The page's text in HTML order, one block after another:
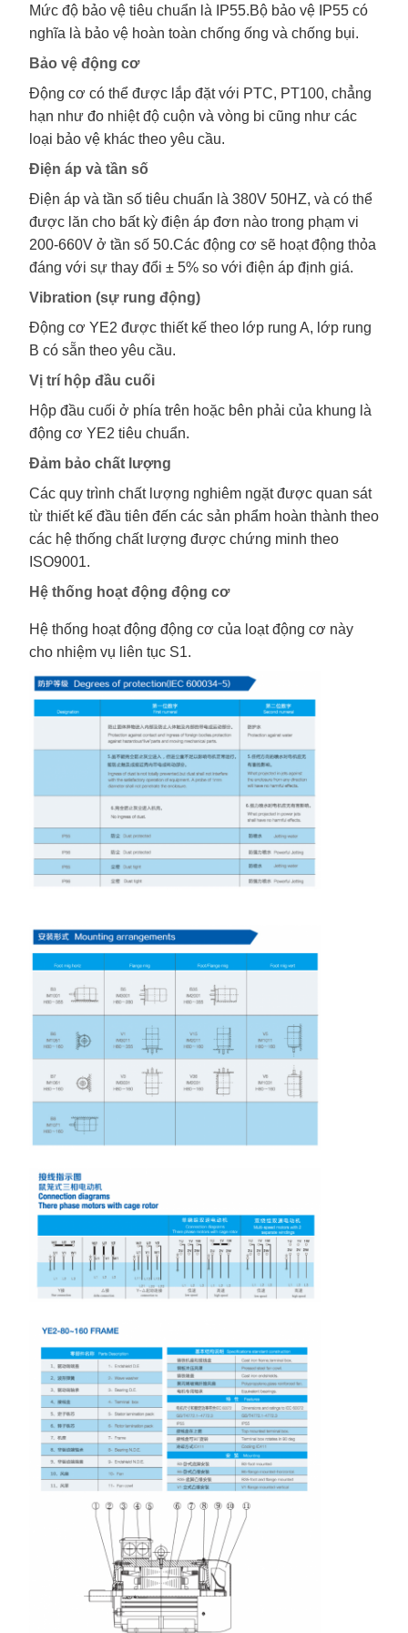
Mức độ bảo vệ tiêu chuẩn là IP55.Bộ bảo vệ IP55 có
nghĩa là bảo vệ hoàn toàn chống ống và chống bụi.
Bảo vệ động cơ
Động cơ có thể được lắp đặt với PTC, PT100, chẳng
hạn như đo nhiệt độ cuộn và vòng bi cũng như các
loại bảo vệ khác theo yêu cầu.
Điện áp và tần số
Điện áp và tần số tiêu chuẩn là 380V 50HZ, và có thể
được lăn cho bất kỳ điện áp đơn nào trong phạm vi
200-660V ở tần số 50.Các động cơ sẽ hoạt động thỏa
đáng với sự thay đổi ± 5% so với điện áp định giá.
Vibration (sự rung động)
Động cơ YE2 được thiết kế theo lớp rung A, lớp rung
B có sẵn theo yêu cầu.
Vị trí hộp đầu cuối
Hộp đầu cuối ở phía trên hoặc bên phải của khung là
động cơ YE2 tiêu chuẩn.
Đảm bảo chất lượng
Các quy trình chất lượng nghiêm ngặt được quan sát
từ thiết kế đầu tiên đến các sản phẩm hoàn thành theo
các hệ thống chất lượng được chứng minh theo
ISO9001.
Hệ thống hoạt động động cơ
Hệ thống hoạt động động cơ của loạt động cơ này
cho nhiệm vụ liên tục S1.